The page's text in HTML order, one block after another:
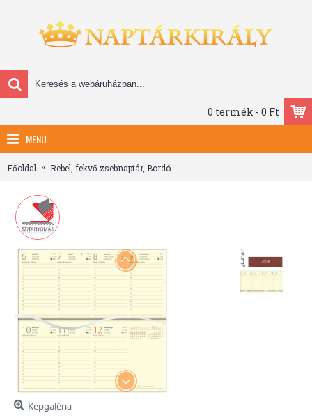
0 termék - 0 Ft
MENÜ
Főoldal Rebel, fekvő zsebnaptár, Bordó
Képgaléria